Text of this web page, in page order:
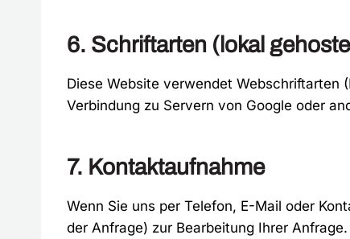
6. Schriftarten (lokal
Diese Website verwendet Webschriftarten
Verbindung zu Servern von Google oder
7. Kontaktaufnahme
Wenn Sie uns per Telefon, E-Mail oder
der Anfrage) zur Bearbeitung Ihrer